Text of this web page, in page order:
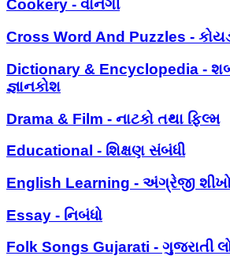
Cookery - વાનગી
Cross Word And Puzzles -
Dictionary & Encyclopedia -
જ્ઞાનકોશ
Drama & Film - નાટકો તથા ફિલ્મ
Educational - શિક્ષણ સંબંધી
English Learning - અંગ્રેજી
Essay - નિબંધો
Folk Songs Gujarati - ગુજરાતી